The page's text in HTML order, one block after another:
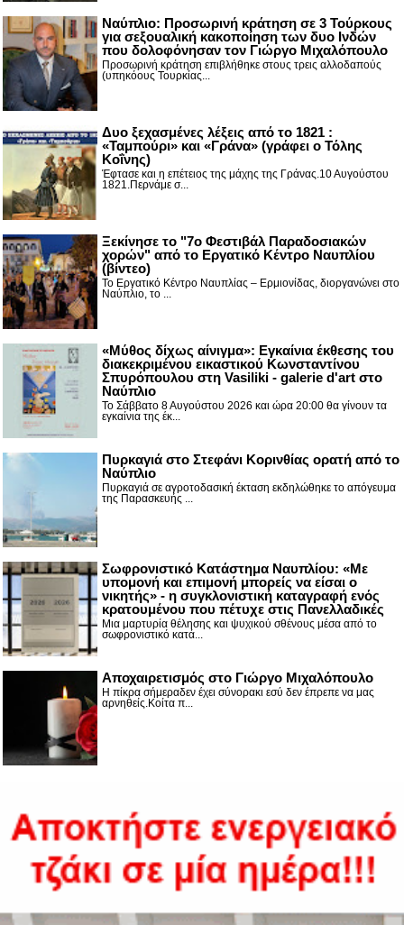
Ναύπλιο: Προσωρινή κράτηση σε 3 Τούρκους
για σεξουαλική κακοποίηση των δυο Ινδών
που δολοφόνησαν τον Γιώργο Μιχαλόπουλο
Προσωρινή κράτηση επιβλήθηκε στους τρεις αλλοδαπούς
(υπηκόους Τουρκίας...
Δυο ξεχασμένες λέξεις από το 1821 :
«Ταμπούρι» και «Γράνα» (γράφει ο Τόλης
Κοΐνης)
Έφτασε και η επέτειος της μάχης της Γράνας.10 Αυγούστου
1821.Περνάμε σ...
Ξεκίνησε το "7ο Φεστιβάλ Παραδοσιακών
χορών" από το Εργατικό Κέντρο Ναυπλίου
(βίντεο)
Το Εργατικό Κέντρο Ναυπλίας – Ερμιονίδας, διοργανώνει στο
Ναύπλιο, το ...
«Μύθος δίχως αίνιγμα»: Εγκαίνια έκθεσης του
διακεκριμένου εικαστικού Κωνσταντίνου
Σπυρόπουλου στη Vasiliki - galerie d'art στο
Ναύπλιο
Το Σάββατο 8 Αυγούστου 2026 και ώρα 20:00 θα γίνουν τα
εγκαίνια της έκ...
Πυρκαγιά στο Στεφάνι Κορινθίας ορατή από το
Ναύπλιο
Πυρκαγιά σε αγροτοδασική έκταση εκδηλώθηκε το απόγευμα
της Παρασκευής ...
Σωφρονιστικό Κατάστημα Ναυπλίου: «Με
υπομονή και επιμονή μπορείς να είσαι ο
νικητής» - η συγκλονιστική καταγραφή ενός
κρατουμένου που πέτυχε στις Πανελλαδικές
Μια μαρτυρία θέλησης και ψυχικού σθένους μέσα από το
σωφρονιστικό κατά...
Αποχαιρετισμός στο Γιώργο Μιχαλόπουλο
Η πίκρα σήμεραδεν έχει σύνορακι εσύ δεν έπρεπε να μας
αρνηθείς.Κοίτα π...